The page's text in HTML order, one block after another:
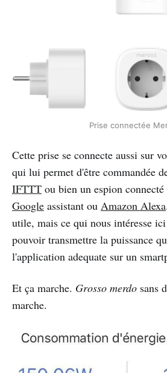
Prise connectée
Cette prise se connecte aussi sur
qui lui permet d'être commandée
IFTTT ou bien un espion connecté
Google assistant ou Amazon Alexa
utile, mais ce qui nous intéresse
pouvoir transmettre la puissance
l'application adequate sur un
Et ça marche. Grosso merdo sans
marche.